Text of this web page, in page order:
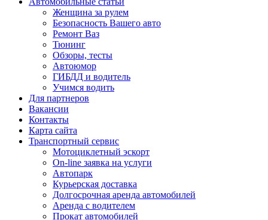
Женщина за рулем
Безопасность Вашего авто
Ремонт Ваз
Тюнинг
Обзоры, тесты
Автоюмор
ГИБДД и водитель
Учимся водить
Для партнеров
Вакансии
Контакты
Карта сайта
Транспортный сервис
Мотоциклетный эскорт
On-line заявка на услуги
Автопарк
Курьерская доставка
Долгосрочная аренда автомобилей
Аренда с водителем
Прокат автомобилей